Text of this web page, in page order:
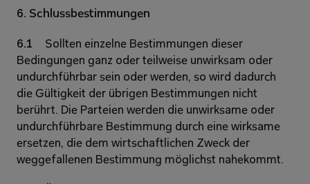
6. Schlussbestimmungen
6.1 Sollten einzelne Bestimmungen dieser
Bedingungen ganz oder teilweise unwirksam oder
undurchführbar sein oder werden, so wird dadurch
die Gültigkeit der übrigen Bestimmungen nicht
berührt. Die Parteien werden die unwirksame oder
undurchführbare Bestimmung durch eine wirksame
ersetzen, die dem wirtschaftlichen Zweck der
weggefallenen Bestimmung möglichst nahekommt.